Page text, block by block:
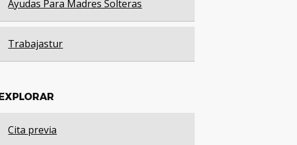
Ayudas Para Madres Solteras
Trabajastur
EXPLORAR
Cita previa